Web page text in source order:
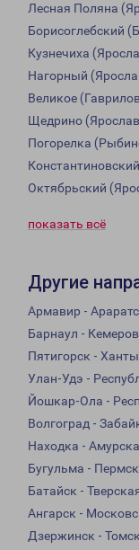
Лесная Поляна
Борисоглебский
Кузнечиха
Нагорный
Великое
Щедрино
Погорелка
Октябрьский
показать всё
Другие
Армавир -
Барнаул -
Пятигорск -
Улан-Удэ -
Йошкар-Ола -
Волгоград -
Находка -
Бугульма -
Батайск -
Ангарск -
Дзержинск -